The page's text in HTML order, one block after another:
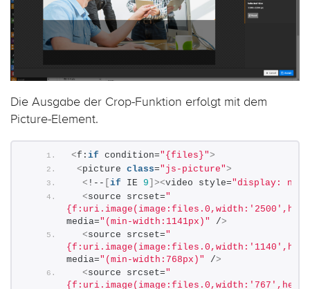
Die Ausgabe der Crop-Funktion erfolgt mit dem
Picture-Element.
<f: if condition="{files}">
<picture class="js-picture">
< !-- if IE 9 ]><video style="display:
<source srcset="
media="(min-width:1141px)" />
<source srcset="
media="(min-width:768px)" />
<source srcset="